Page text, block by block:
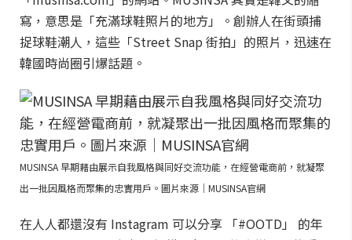
寫，意思是「充滿球鞋照片的地方」。創辦人在街頭捕
捉球鞋潮人，這些「Street Snap 街拍」的照片，迅速在
韓國時尚圈引爆話題。
MUSINSA 早期藉由展示自我風格與同好交流功能，在經營電商前，就凝聚
出一批因風格而聚集的忠實用戶。圖片來源｜MUSINSA官網
在人人都還沒有 Instagram 可以分享 「#OOTD」 的年